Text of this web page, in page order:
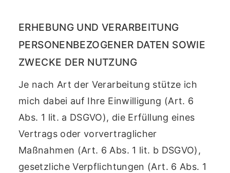
ERHEBUNG UND VERARBEITUNG
PERSONENBEZOGENER DATEN SOWIE
ZWECKE DER NUTZUNG
Je nach Art der Verarbeitung stütze ich
mich dabei auf Ihre Einwilligung (Art. 6
Abs. 1 lit. a DSGVO), die Erfüllung eines
Vertrags oder vorvertraglicher
Maßnahmen (Art. 6 Abs. 1 lit. b DSGVO),
gesetzliche Verpflichtungen (Art. 6 Abs. 1